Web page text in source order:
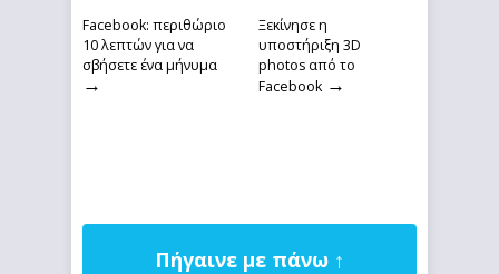
Facebook: περιθώριο
10 λεπτών για να
σβήσετε ένα μήνυμα
→
Ξεκίνησε η
υποστήριξη 3D
photos από το
Facebook →
Πήγαινε με πάνω ↑